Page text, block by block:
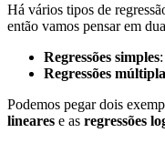
Há vários tipos de
então vamos pensar em
Regressões simples
Regressões
Podemos pegar dois
lineares e as regressões